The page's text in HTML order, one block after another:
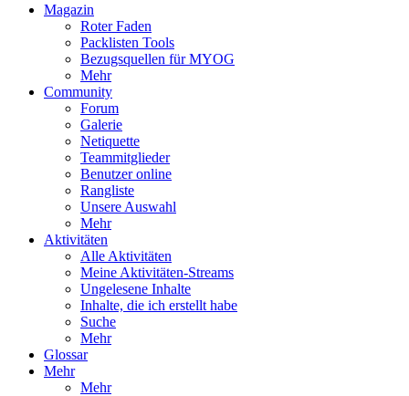
Magazin
Roter Faden
Packlisten Tools
Bezugsquellen für MYOG
Mehr
Community
Forum
Galerie
Netiquette
Teammitglieder
Benutzer online
Rangliste
Unsere Auswahl
Mehr
Aktivitäten
Alle Aktivitäten
Meine Aktivitäten-Streams
Ungelesene Inhalte
Inhalte, die ich erstellt habe
Suche
Mehr
Glossar
Mehr
Mehr